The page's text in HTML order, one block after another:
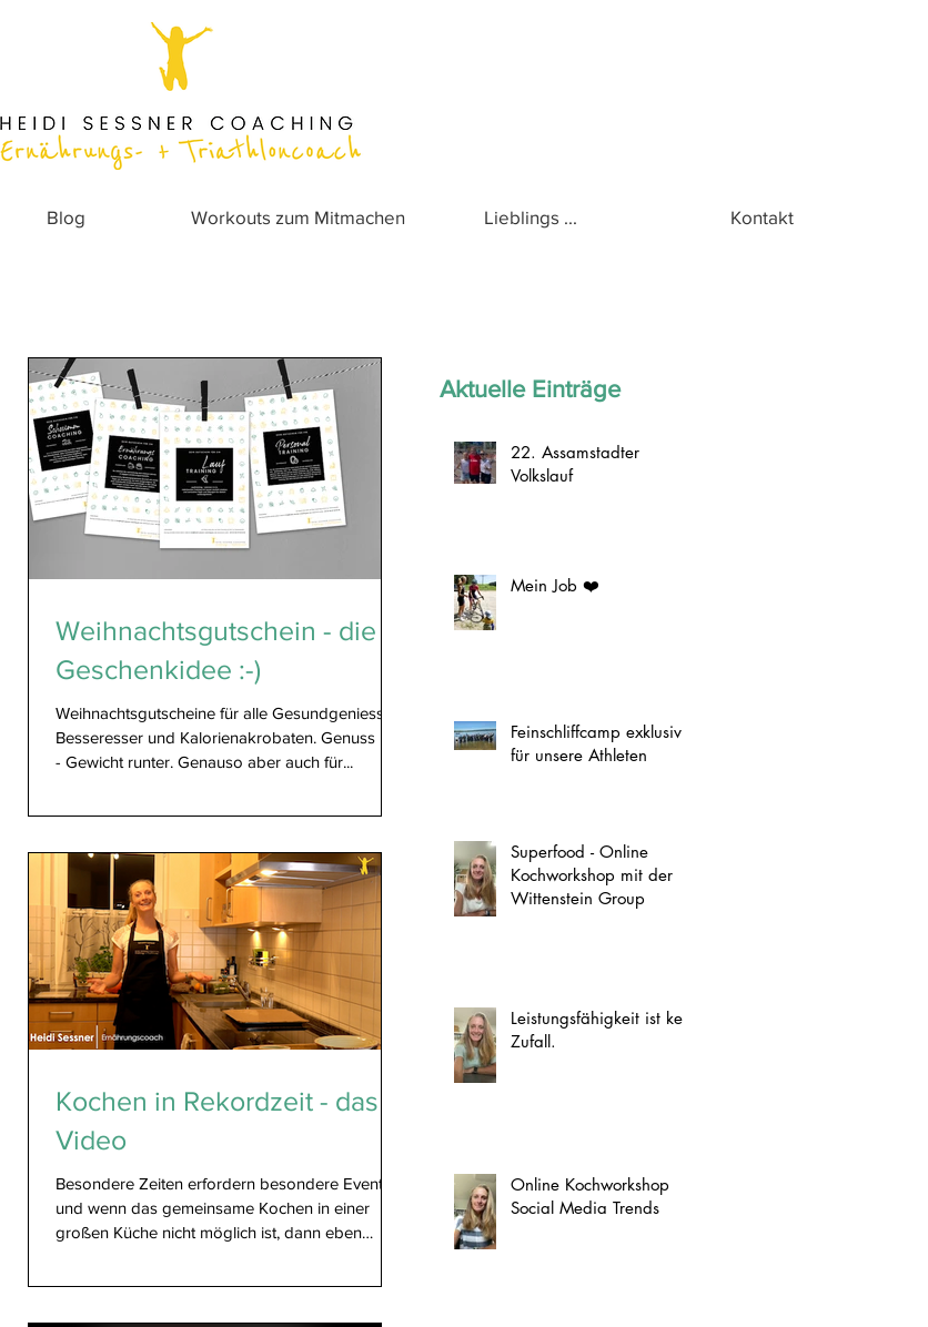
Blog Workouts zum Mitmachen Lieblings ... Kontakt
Weihnachtsgutschein - die
Geschenkidee :-)
Weihnachtsgutscheine für alle Gesundgeniesser,
Besseresser und Kalorienakrobaten. Genuss rauf
- Gewicht runter. Genauso aber auch für...
Kochen in Rekordzeit - das
Video
Besondere Zeiten erfordern besondere Events
und wenn das gemeinsame Kochen in einer
großen Küche nicht möglich ist, dann eben
Aktuelle Einträge
22. Assamstadter
Volkslauf
Mein Job ❤️
Feinschliffcamp exklusiv
für unsere Athleten
Superfood - Online
Kochworkshop mit der
Wittenstein Group
Leistungsfähigkeit ist kein
Zufall.
Online Kochworkshop
Social Media Trends